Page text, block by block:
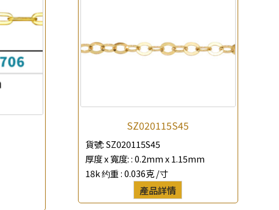
SZ020115S45
貨號:SZ020115S45
厚度 x 寬度: :0.2mm x 1.15mm
18k 约重 :0.036克 /寸
產品詳情